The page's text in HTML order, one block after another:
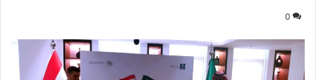
0